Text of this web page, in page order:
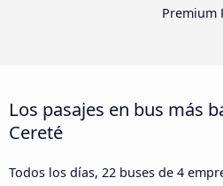
Premium
Los pasajes en bus más
Cereté
Todos los días, 22 buses de 4